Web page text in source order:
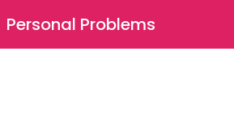
⚲
Personal Problems